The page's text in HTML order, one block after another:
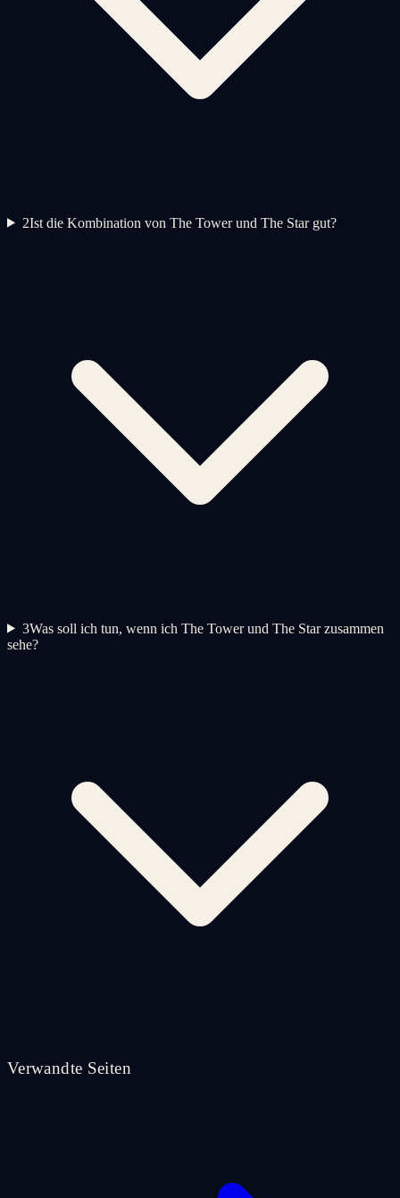
2Ist die Kombination von The Tower und The Star gut?
3Was soll ich tun, wenn ich The Tower und The Star zusammen
sehe?
Verwandte Seiten